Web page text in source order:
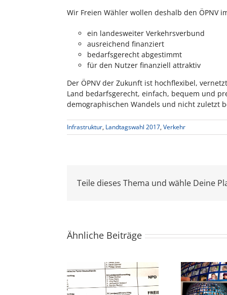
Wir Freien Wähler wollen deshalb den ÖPNV
ein landesweiter Verkehrsverbund
ausreichend finanziert
bedarfsgerecht abgestimmt
für den Nutzer finanziell attraktiv
Der ÖPNV der Zukunft ist hochflexibel,
Land bedarfsgerecht, einfach, bequem und
demographischen Wandels und nicht zuletzt
Infrastruktur, Landtagswahl 2017, Verkehr
Teile dieses Thema und wähle Deine
Ähnliche Beiträge
GEHT WÄHLEN –